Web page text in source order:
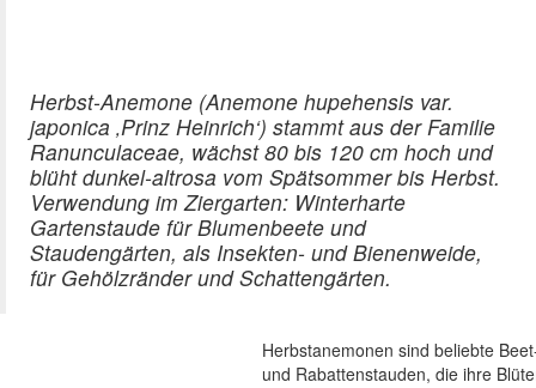
Herbst-Anemone (Anemone hupehensis var.
japonica ‚Prinz Heinrich‘) stammt aus der Familie
Ranunculaceae, wächst 80 bis 120 cm hoch und
blüht dunkel-altrosa vom Spätsommer bis Herbst.
Verwendung im Ziergarten: Winterharte
Gartenstaude für Blumenbeete und
Staudengärten, als Insekten- und Bienenweide,
für Gehölzränder und Schattengärten.
Herbstanemonen sind beliebte
und Rabattenstauden, die ihre